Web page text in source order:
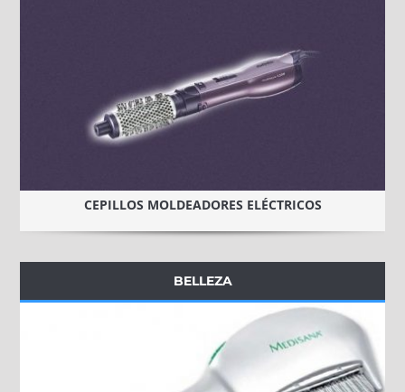
CEPILLOS MOLDEADORES ELÉCTRICOS
BELLEZA